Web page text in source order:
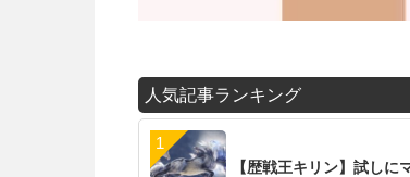
人気記事ランキング
【歴戦王キリン】試し